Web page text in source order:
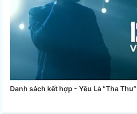
Danh sách kết hợp - Yêu Là “Tha Thu”